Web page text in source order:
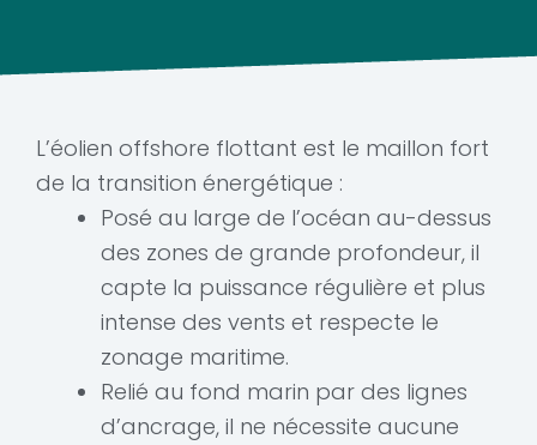
L’éolien offshore flottant est le maillon fort
de la transition énergétique :
Posé au large de l’océan au-dessus
des zones de grande profondeur, il
capte la puissance régulière et plus
intense des vents et respecte le
zonage maritime.
Relié au fond marin par des lignes
d’ancrage, il ne nécessite aucune